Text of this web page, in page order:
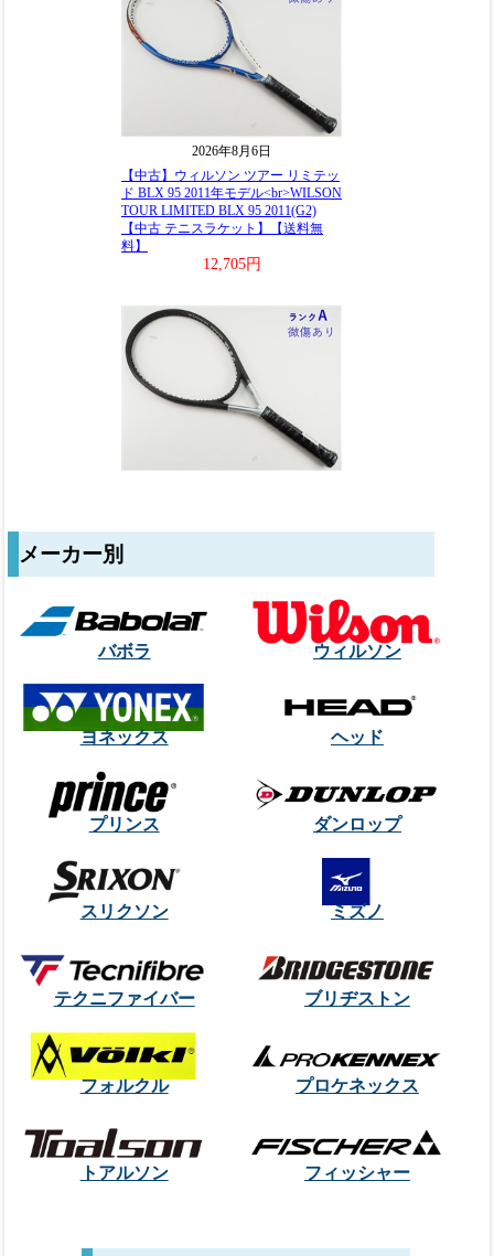
メーカー別
バボラ ウィルソン
ヨネックス ヘッド
プリンス ダンロップ
スリクソン ミズノ
テクニファイバー ブリヂストン
フォルクル プロケネックス
トアルソン フィッシャー